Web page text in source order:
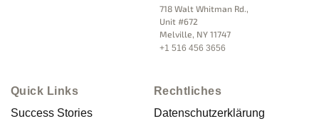
718 Walt Whitman Rd.,
Unit #672
Melville, NY 11747
+1 516 456 3656
Quick Links
Success Stories
Rechtliches
Datenschutzerklärung